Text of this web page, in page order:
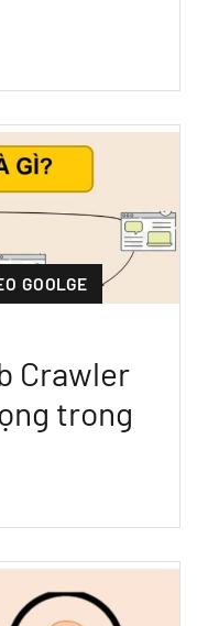
GOOLGE
Crawler
trong